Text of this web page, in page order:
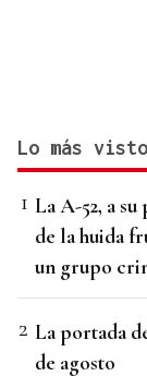
Lo más visto
La A-52, a
de la huida
un grupo
La portada
de agosto